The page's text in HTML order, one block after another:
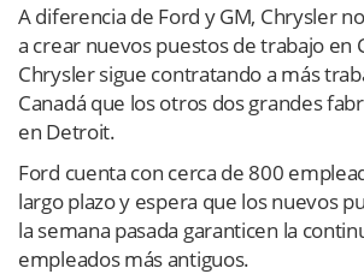
A diferencia de Ford y GM, Chrysler
a crear nuevos puestos de trabajo en
Chrysler sigue contratando a más
Canadá que los otros dos grandes
en Detroit.
Ford cuenta con cerca de 800
largo plazo y espera que los nuevos
la semana pasada garanticen la
empleados más antiguos.